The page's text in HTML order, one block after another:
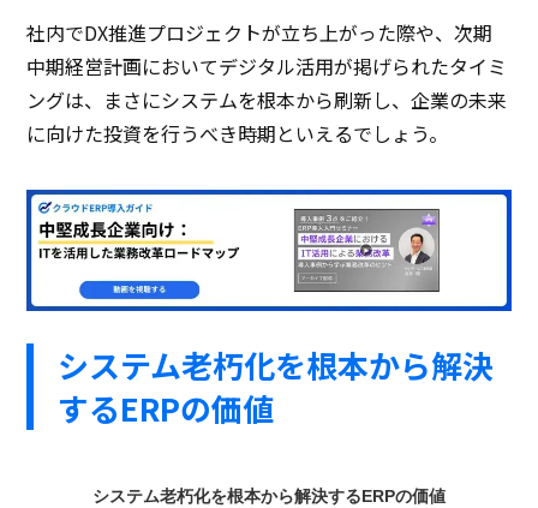
社内でDX推進プロジェクトが立ち上がった際や、次期
中期経営計画においてデジタル活用が掲げられたタイミ
ングは、まさにシステムを根本から刷新し、企業の未来
に向けた投資を行うべき時期といえるでしょう。
システム老朽化を根本から解決
するERPの価値
システム老朽化を根本から解決するERPの価値